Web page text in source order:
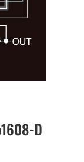
D